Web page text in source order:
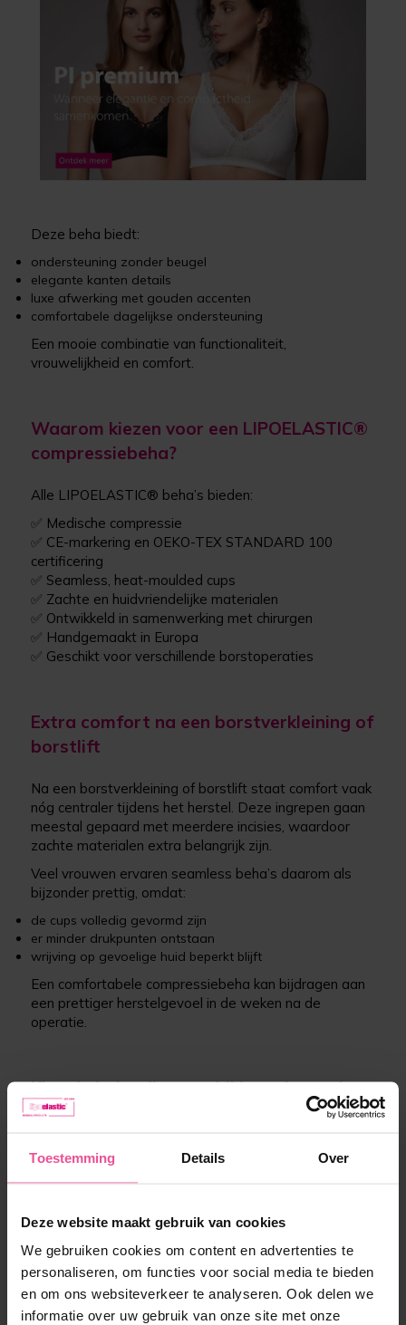
Toestemming Details Over
Deze website maakt gebruik van cookies
We gebruiken cookies om content en advertenties te
personaliseren, om functies voor social media te bieden
en om ons websiteverkeer te analyseren. Ook delen we
informatie over uw gebruik van onze site met onze
Deze beha biedt:
ondersteuning zonder beugel
elegante kanten details
luxe afwerking met gouden accenten
comfortabele dagelijkse ondersteuning
Een mooie combinatie van functionaliteit,
vrouwelijkheid en comfort.
Waarom kiezen voor een LIPOELASTIC®
compressiebeha?
Alle LIPOELASTIC® beha’s bieden:
✅ Medische compressie
✅ CE-markering en OEKO-TEX STANDARD 100
certificering
✅ Seamless, heat-moulded cups
✅ Zachte en huidvriendelijke materialen
✅ Ontwikkeld in samenwerking met chirurgen
✅ Handgemaakt in Europa
✅ Geschikt voor verschillende borstoperaties
Extra comfort na een borstverkleining of
borstlift
Na een borstverkleining of borstlift staat comfort vaak
nóg centraler tijdens het herstel. Deze ingrepen gaan
meestal gepaard met meerdere incisies, waardoor
zachte materialen extra belangrijk zijn.
Veel vrouwen ervaren seamless beha’s daarom als
bijzonder prettig, omdat:
de cups volledig gevormd zijn
er minder drukpunten ontstaan
wrijving op gevoelige huid beperkt blijft
Een comfortabele compressiebeha kan bijdragen aan
een prettiger herstelgevoel in de weken na de
operatie.
Kies de beha die past bij jouw herstel en
comfort
Iedere vrouw beleeft haar herstel op haar eigen
vinden.
Welke fase van herstel je ook doormaakt — er is altijd
eenLIPOELASTIC®compressiebeha ontworpen om
jou te ondersteunen tijdens je herstel én daarna.